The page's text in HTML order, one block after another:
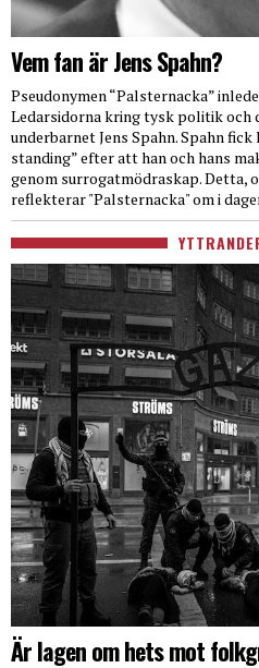
Vem fan är Jens Spahn?
Pseudonymen “Palsternacka”
Ledarsidorna kring tysk politik och
underbarnet Jens Spahn. Spahn
standing” efter att han och hans
genom surrogatmödraskap. Detta,
reflekterar "Palsternacka" om i
Är lagen om hets mot